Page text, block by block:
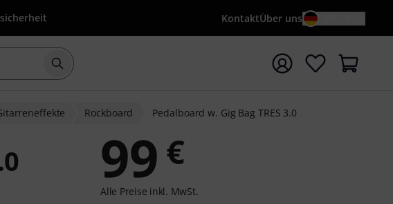
KontaktÜber uns
Suche mit Suchwort {searchTerm} starten
Rockboard Pedalboard w. Gig Bag TRES 3.0
99 €
Alle Preise inkl. MwSt.